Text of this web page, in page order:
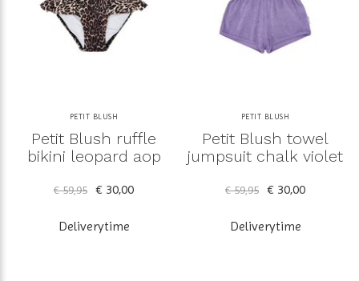
PETIT BLUSH
Petit Blush ruffle
bikini leopard aop
€ 59,95 € 30,00
Deliverytime
PETIT BLUSH
Petit Blush towel
jumpsuit chalk violet
€ 59,95 € 30,00
Deliverytime